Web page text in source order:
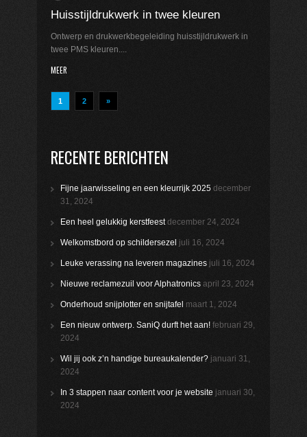
Huisstijldrukwerk in twee kleuren
Ontwerp en drukwerkbegeleiding huisstijldrukwerk in
twee PMS kleuren....
MEER
1 2 »
RECENTE BERICHTEN
Fijne jaarwisseling en een kleurrijk 2025 december
31, 2024
Een heel gelukkig kerstfeest december 24, 2024
Welkomstbord op schildersezel juli 16, 2024
Leuke verassing na leveren magazines juli 16, 2024
Nieuwe reclamezuil voor Alphatronics april 23, 2024
Onderhoud snijplotter en snijtafel maart 1, 2024
Een nieuw ontwerp. SaniQ durft het aan! februari 29,
2024
Wil jij ook z’n handige bureaukalender? januari 31,
2024
In 3 stappen naar content voor je website januari 30,
2024